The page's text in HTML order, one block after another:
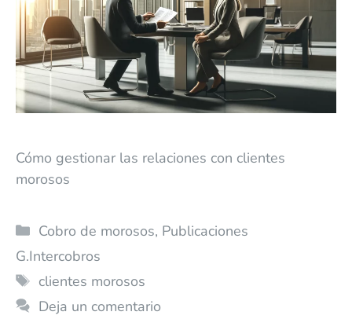
Cómo gestionar las relaciones con clientes
morosos
Cobro de morosos, Publicaciones
G.Intercobros
clientes morosos
Deja un comentario